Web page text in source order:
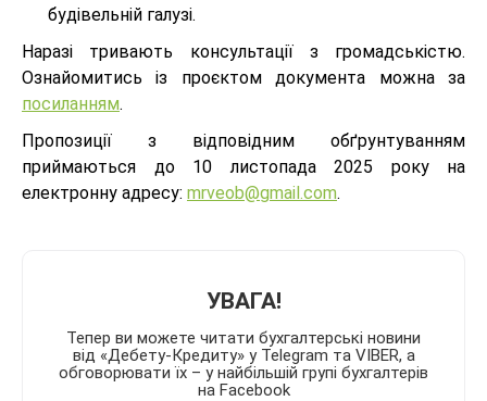
будівельній галузі.
Наразі тривають консультації з громадськістю.
Ознайомитись із проєктом документа можна за
посиланням.
Пропозиції з відповідним обґрунтуванням
приймаються до 10 листопада 2025 року на
електронну адресу: mrveob@gmail.com.
УВАГА!
Тепер ви можете читати бухгалтерські новини
від «Дебету-Кредиту» у Telegram та VIBER, а
обговорювати їх – у найбільшій групі бухгалтерів
на Facebook